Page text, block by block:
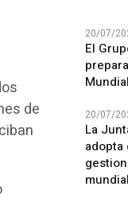
de
20/07/
El
Mundial
20/07/
La